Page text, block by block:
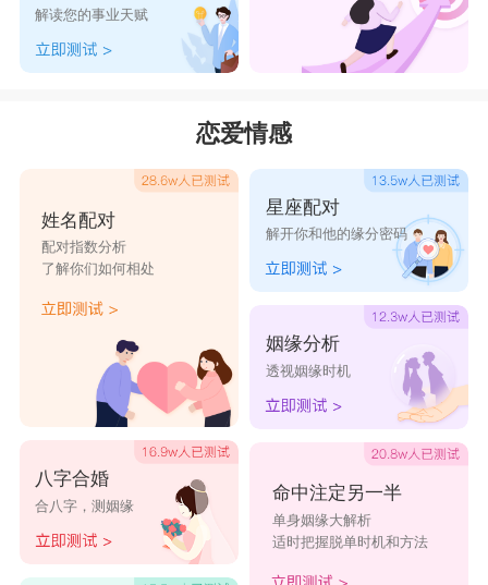
解读您的事业天赋
恋爱情感
姓名配对
配对指数分析
了解你们如何相处
八字合婚
合八字，测姻缘
星座配对
解开你和他的缘分密码
姻缘分析
透视姻缘时机
命中注定另一半
单身姻缘大解析
适时把握脱单时机和方法